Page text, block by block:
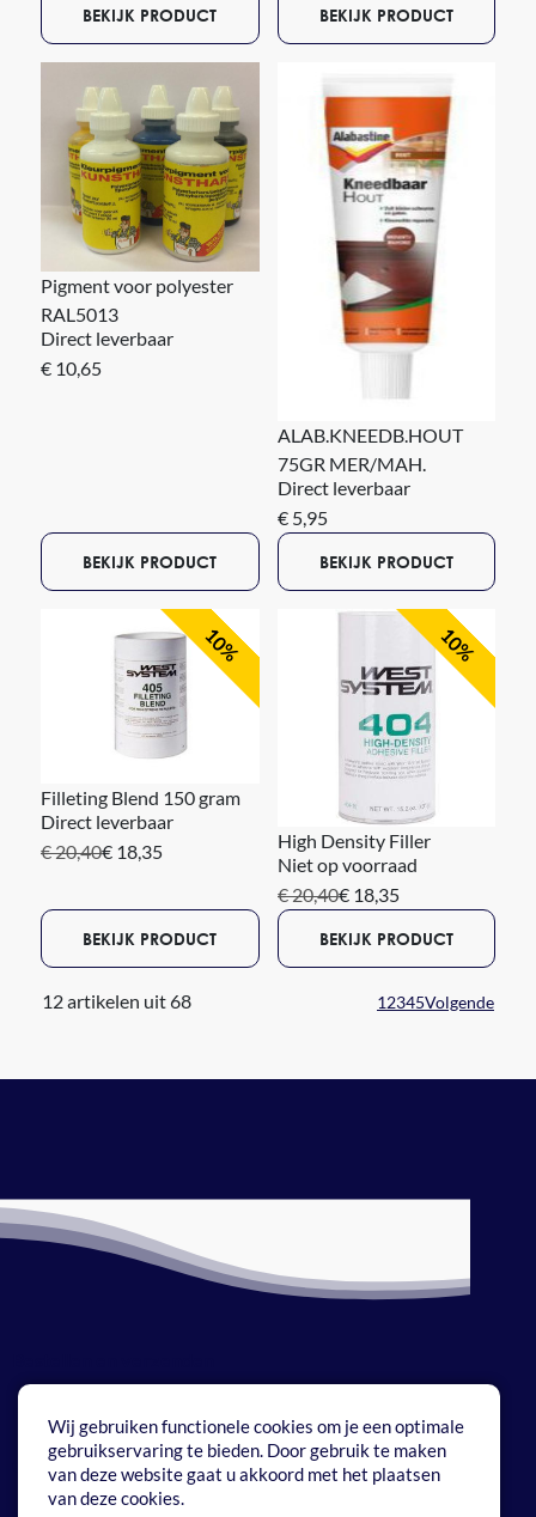
Wij gebruiken functionele cookies om je een optimale
gebruikservaring te bieden. Door gebruik te maken
van deze website gaat u akkoord met het plaatsen
van deze cookies.
BEKIJK PRODUCT BEKIJK PRODUCT
Pigment voor polyester
RAL5013
Direct leverbaar
€ 10,65
BEKIJK PRODUCT
ALAB.KNEEDB.HOUT
75GR MER/MAH.
Direct leverbaar
€ 5,95
BEKIJK PRODUCT
10%
Filleting Blend 150 gram
Direct leverbaar
€ 20,40€ 18,35
BEKIJK PRODUCT
10%
High Density Filler
Niet op voorraad
€ 20,40€ 18,35
BEKIJK PRODUCT
12 artikelen uit 68 12345Volgende
Onze service